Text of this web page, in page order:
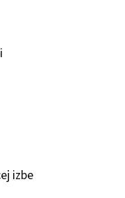
izbe